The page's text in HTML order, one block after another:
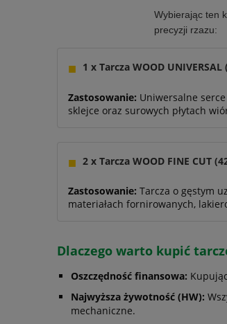
Wybierając ten
precyzji rzazu:
■ 1 x Tarcza WOOD
Zastosowanie: Uniwersalne
sklejce oraz surowych płytach
■ 2 x Tarcza WOOD FINE CUT
Zastosowanie: Tarcza o gęstym
materiałach fornirowanych,
Dlaczego warto kupić
Oszczędność finansowa:
Najwyższa żywotność (HW):
mechaniczne.